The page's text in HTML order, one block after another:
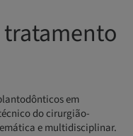
em
do cirurgião-
e multidisciplinar.